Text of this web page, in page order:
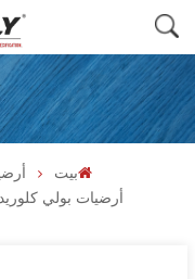
بيت
أرضيات بولي